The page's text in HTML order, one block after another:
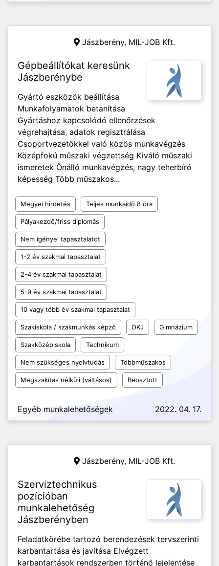
Jászberény, MIL-JOB Kft.
Gépbeállítókat keresünk
Jászberénybe
Gyártó eszközök beállítása
Munkafolyamatok betanítása
Gyártáshoz kapcsolódó ellenőrzések
végrehajtása, adatok regisztrálása
Csoportvezetőkkel való közös munkavégzés
Középfokú műszaki végzettség Kiváló műszaki
ismeretek Önálló munkavégzés, nagy teherbíró
képesség Több műszakos...
Megyei hirdetés Teljes munkaidő 8 óra
Pályakezdő/friss diplomás
Nem igényel tapasztalatot
1-2 év szakmai tapasztalat
2-4 év szakmai tapasztalat
5-9 év szakmai tapasztalat
10 vagy több év szakmai tapasztalat
Szakiskola / szakmunkás képző OKJ Gimnázium
Szakközépiskola Technikum
Nem szükséges nyelvtudás Többműszakos
Megszakítás nélküli (váltásos) Beosztott
Egyéb munkalehetőségek 2022. 04. 17.
Jászberény, MIL-JOB Kft.
Szerviztechnikus
pozícióban
munkalehetőség
Jászberényben
Feladatkörébe tartozó berendezések tervszerinti
karbantartása és javítása Elvégzett
karbantartások rendszerben történő lejelentése